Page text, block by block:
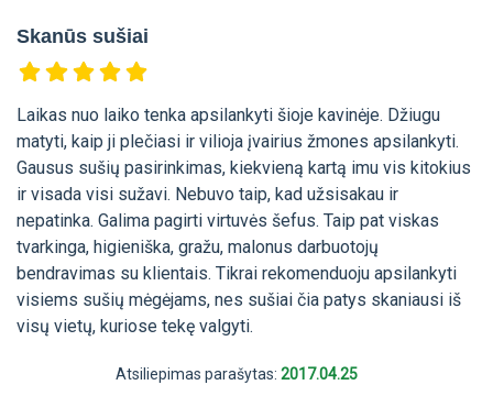
Skanūs sušiai
Laikas nuo laiko tenka apsilankyti šioje kavinėje. Džiugu
matyti, kaip ji plečiasi ir vilioja įvairius žmones apsilankyti.
Gausus sušių pasirinkimas, kiekvieną kartą imu vis kitokius
ir visada visi sužavi. Nebuvo taip, kad užsisakau ir
nepatinka. Galima pagirti virtuvės šefus. Taip pat viskas
tvarkinga, higieniška, gražu, malonus darbuotojų
bendravimas su klientais. Tikrai rekomenduoju apsilankyti
visiems sušių mėgėjams, nes sušiai čia patys skaniausi iš
visų vietų, kuriose tekę valgyti.
Atsiliepimas parašytas: 2017.04.25